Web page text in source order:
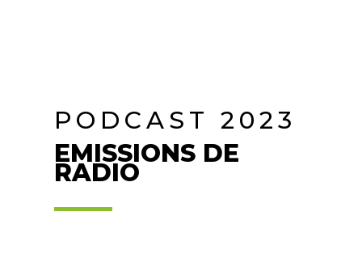
PODCAST 2023
EMISSIONS DE
RADIO